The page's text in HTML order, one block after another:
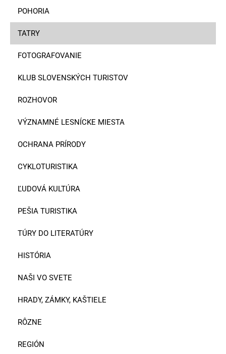
POHORIA
TATRY
FOTOGRAFOVANIE
KLUB SLOVENSKÝCH TURISTOV
ROZHOVOR
VÝZNAMNÉ LESNÍCKE MIESTA
OCHRANA PRÍRODY
CYKLOTURISTIKA
ĽUDOVÁ KULTÚRA
PEŠIA TURISTIKA
TÚRY DO LITERATÚRY
HISTÓRIA
NAŠI VO SVETE
HRADY, ZÁMKY, KAŠTIELE
RÔZNE
REGIÓN